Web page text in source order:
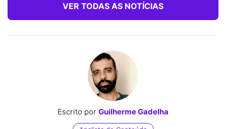
VER TODAS AS NOTÍCIAS
Escrito por Guilherme Gadelha